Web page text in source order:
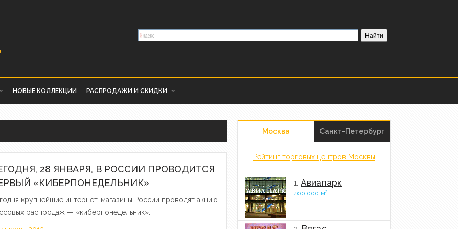
НОВЫЕ КОЛЛЕКЦИИ РАСПРОДАЖИ И СКИДКИ
28 ЯНВАРЯ, В РОССИИ ПРОВОДИТСЯ
«КИБЕРПОНЕДЕЛЬНИК»
крупнейшие интернет-магазины России проводят акцию
распродаж — «киберпонедельник».
Москва Санкт-Петербург
Рейтинг торговых центров Москвы
1. Авиапарк
400.000 м2